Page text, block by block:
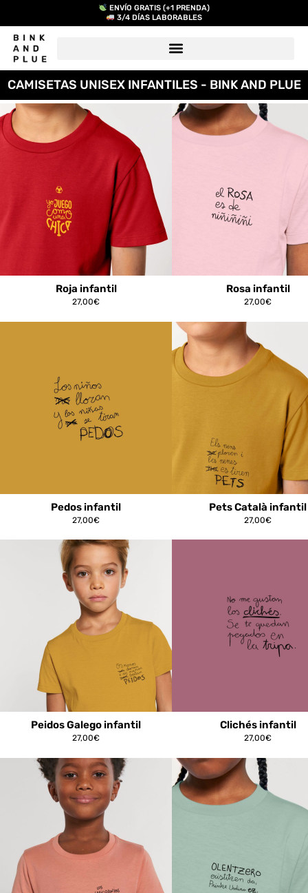
ENVÍO GRATIS (+1 PRENDA)
3/4 DÍAS LABORABLES
CAMISETAS UNISEX INFANTILES - BINK AND PLUE
Roja infantil
27,00€
Rosa infantil
27,00€
Pedos infantil
27,00€
Pets Català infantil
27,00€
Peidos Galego infantil
27,00€
Clichés infantil
27,00€